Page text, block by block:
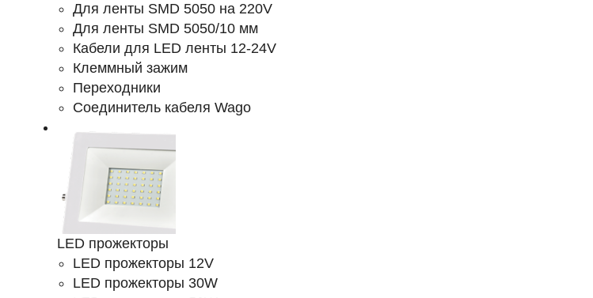
Для ленты SMD 5050 на 220V
Для ленты SMD 5050/10 мм
Кабели для LED ленты 12-24V
Клеммный зажим
Переходники
Соединитель кабеля Wago
LED прожекторы
LED прожекторы 12V
LED прожекторы 30W